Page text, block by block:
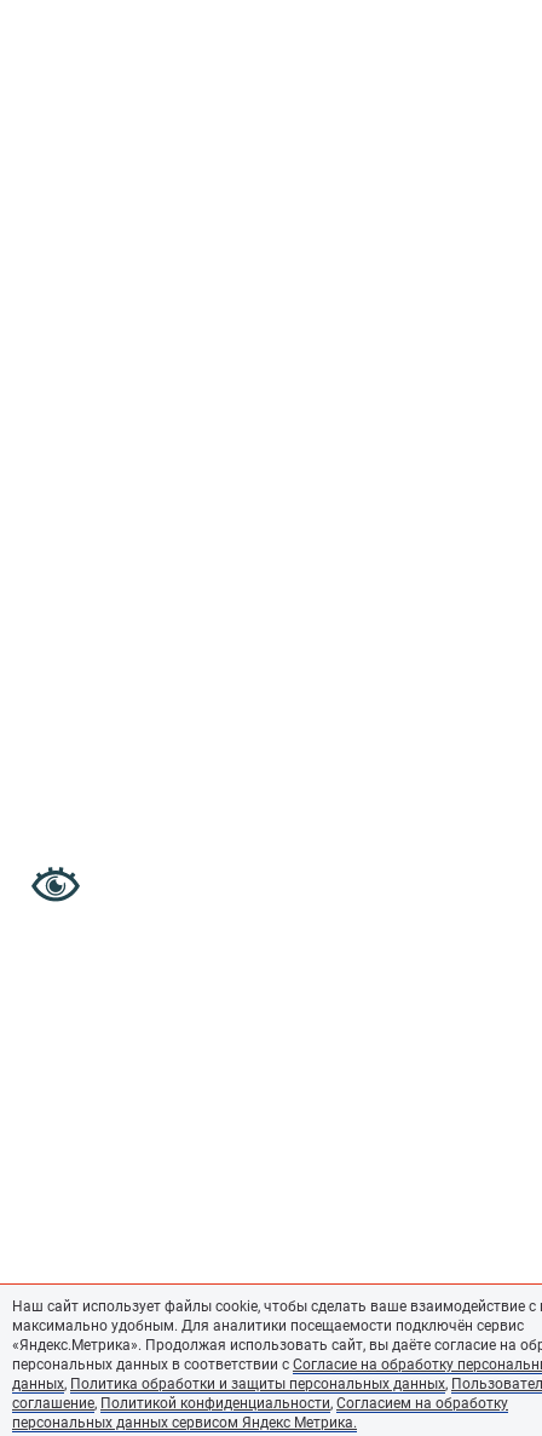
Наш сайт использует файлы cookie, чтобы сделать ваше взаимодействие с
максимально удобным. Для аналитики посещаемости подключён сервис
«Яндекс.Метрика». Продолжая использовать сайт, вы даёте согласие на
персональных данных в соответствии с Согласие на обработку
данных, Политика обработки и защиты персональных данных,
соглашение, Политикой конфиденциальности, Согласием на обработку
персональных данных сервисом Яндекс Метрика.